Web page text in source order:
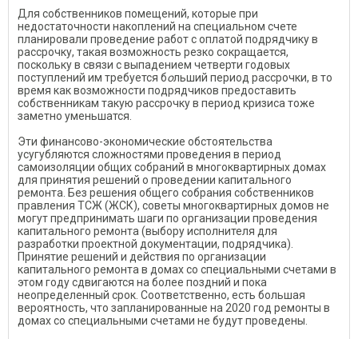
Для собственников помещений, которые при
недостаточности накоплений на специальном счете
планировали проведение работ с оплатой подрядчику в
рассрочку, такая возможность резко сокращается,
поскольку в связи с выпадением четверти годовых
поступлений им требуется больший период рассрочки, в то
время как возможности подрядчиков предоставить
собственникам такую рассрочку в период кризиса тоже
заметно уменьшатся.
Эти финансово-экономические обстоятельства
усугубляются сложностями проведения в период
самоизоляции общих собраний в многоквартирных домах
для принятия решений о проведении капитального
ремонта. Без решения общего собрания собственников
правления ТСЖ (ЖСК), советы многоквартирных домов не
могут предпринимать шаги по организации проведения
капитального ремонта (выбору исполнителя для
разработки проектной документации, подрядчика).
Принятие решений и действия по организации
капитального ремонта в домах со специальными счетами в
этом году сдвигаются на более поздний и пока
неопределенный срок. Соответственно, есть большая
вероятность, что запланированные на 2020 год ремонты в
домах со специальными счетами не будут проведены.